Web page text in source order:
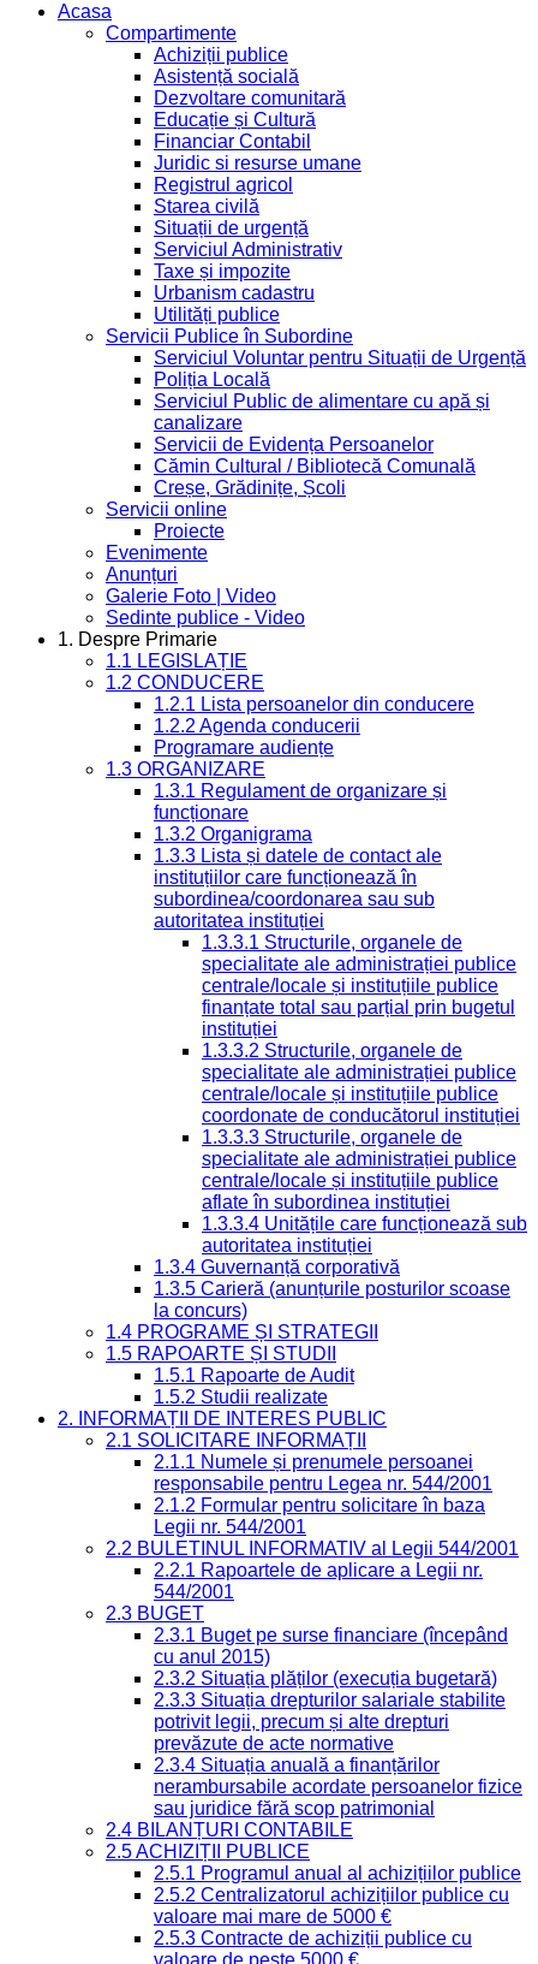
Acasa
Compartimente
Achiziții publice
Asistență socială
Dezvoltare comunitară
Educație și Cultură
Financiar Contabil
Juridic si resurse umane
Registrul agricol
Starea civilă
Situații de urgență
Serviciul Administrativ
Taxe și impozite
Urbanism cadastru
Utilități publice
Servicii Publice în Subordine
Serviciul Voluntar pentru Situații de Urgență
Poliția Locală
Serviciul Public de alimentare cu apă și
canalizare
Servicii de Evidența Persoanelor
Cămin Cultural / Bibliotecă Comunală
Creșe, Grădinițe, Școli
Servicii online
Proiecte
Evenimente
Anunțuri
Galerie Foto | Video
Sedinte publice - Video
1. Despre Primarie
1.1 LEGISLAȚIE
1.2 CONDUCERE
1.2.1 Lista persoanelor din conducere
1.2.2 Agenda conducerii
Programare audiențe
1.3 ORGANIZARE
1.3.1 Regulament de organizare și
funcționare
1.3.2 Organigrama
1.3.3 Lista și datele de contact ale
instituțiilor care funcționează în
subordinea/coordonarea sau sub
autoritatea instituției
1.3.3.1 Structurile, organele de
specialitate ale administrației publice
centrale/locale și instituțiile publice
finanțate total sau parțial prin bugetul
instituției
1.3.3.2 Structurile, organele de
specialitate ale administrației publice
centrale/locale și instituțiile publice
coordonate de conducătorul instituției
1.3.3.3 Structurile, organele de
specialitate ale administrației publice
centrale/locale și instituțiile publice
aflate în subordinea instituției
1.3.3.4 Unitățile care funcționează sub
autoritatea instituției
1.3.4 Guvernanță corporativă
1.3.5 Carieră (anunțurile posturilor scoase
la concurs)
1.4 PROGRAME ȘI STRATEGII
1.5 RAPOARTE ȘI STUDII
1.5.1 Rapoarte de Audit
1.5.2 Studii realizate
2. INFORMAȚII DE INTERES PUBLIC
2.1 SOLICITARE INFORMAȚII
2.1.1 Numele și prenumele persoanei
responsabile pentru Legea nr. 544/2001
2.1.2 Formular pentru solicitare în baza
Legii nr. 544/2001
2.2 BULETINUL INFORMATIV al Legii 544/2001
2.2.1 Rapoartele de aplicare a Legii nr.
544/2001
2.3 BUGET
2.3.1 Buget pe surse financiare (începând
cu anul 2015)
2.3.2 Situația plăților (execuția bugetară)
2.3.3 Situația drepturilor salariale stabilite
potrivit legii, precum și alte drepturi
prevăzute de acte normative
2.3.4 Situația anuală a finanțărilor
nerambursabile acordate persoanelor fizice
sau juridice fără scop patrimonial
2.4 BILANȚURI CONTABILE
2.5 ACHIZIȚII PUBLICE
2.5.1 Programul anual al achizițiilor publice
2.5.2 Centralizatorul achizițiilor publice cu
valoare mai mare de 5000 €
2.5.3 Contracte de achiziții publice cu
valoare de peste 5000 €